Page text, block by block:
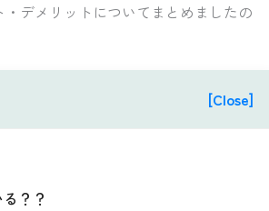
デメリットについてまとめましたの
[Close]
？？